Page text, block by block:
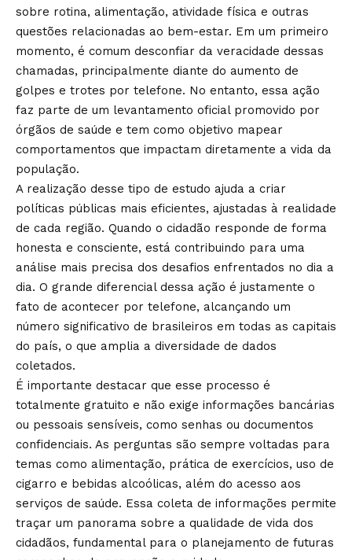
sobre rotina, alimentação, atividade física e outras
questões relacionadas ao bem-estar. Em um primeiro
momento, é comum desconfiar da veracidade dessas
chamadas, principalmente diante do aumento de
golpes e trotes por telefone. No entanto, essa ação
faz parte de um levantamento oficial promovido por
órgãos de saúde e tem como objetivo mapear
comportamentos que impactam diretamente a vida da
população.
A realização desse tipo de estudo ajuda a criar
políticas públicas mais eficientes, ajustadas à realidade
de cada região. Quando o cidadão responde de forma
honesta e consciente, está contribuindo para uma
análise mais precisa dos desafios enfrentados no dia a
dia. O grande diferencial dessa ação é justamente o
fato de acontecer por telefone, alcançando um
número significativo de brasileiros em todas as capitais
do país, o que amplia a diversidade de dados
coletados.
É importante destacar que esse processo é
totalmente gratuito e não exige informações bancárias
ou pessoais sensíveis, como senhas ou documentos
confidenciais. As perguntas são sempre voltadas para
temas como alimentação, prática de exercícios, uso de
cigarro e bebidas alcoólicas, além do acesso aos
serviços de saúde. Essa coleta de informações permite
traçar um panorama sobre a qualidade de vida dos
cidadãos, fundamental para o planejamento de futuras